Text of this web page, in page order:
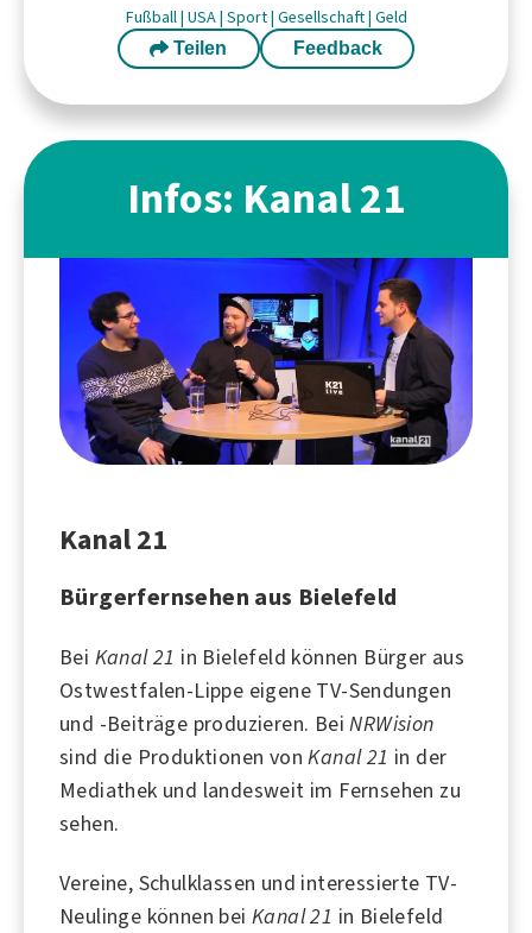
Fußball| USA| Sport| Gesellschaft| Geld
Teilen Feedback
Infos: Kanal 21
Kanal 21
Bürgerfernsehen aus Bielefeld
Bei Kanal 21 in Bielefeld können Bürger aus
Ostwestfalen-Lippe eigene TV-Sendungen
und -Beiträge produzieren. BeiNRWision
sind die Produktionen vonKanal 21 in der
Mediathek und landesweit im Fernsehen zu
sehen.
Vereine, Schulklassen und interessierte TV-
Neulinge können bei Kanal 21 in Bielefeld